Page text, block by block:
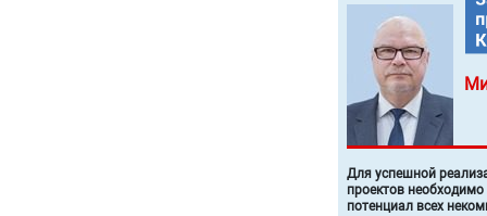
Для успешной
проектов
потенциал всех